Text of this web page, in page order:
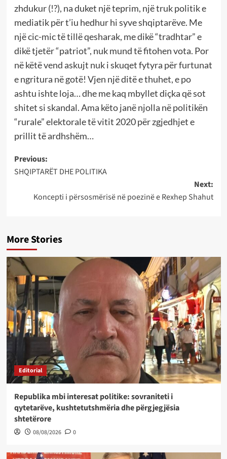
zhdukur (!?), na duket një teprim, një truk politik e
mediatik për t’iu hedhur hi syve shqiptarëve. Me
një cic-mic të tillë qesharak, me dikë “tradhtar” e
dikë tjetër “patriot”, nuk mund të fitohen vota. Por
në këtë vend askujt nuk i skuqet fytyra për furtunat
e ngritura në gotë! Vjen një ditë e thuhet, e po
ashtu ishte loja… dhe me kaq mbyllet diçka që sot
shitet si skandal. Ama këto janë njolla në politikën
“rurale” elektorale të vitit 2020 për zgjedhjet e
prillit të ardhshëm…
Post
navigation
Previous:
SHQIPTARËT DHE POLITIKA
Next:
Koncepti i pёrsosmёrisё nё poezinё e Rexhep Shahut
More Stories
Editorial
Republika mbi interesat politike: sovraniteti i
qytetarëve, kushtetutshmëria dhe përgjegjësia
shtetërore
08/08/2026 0